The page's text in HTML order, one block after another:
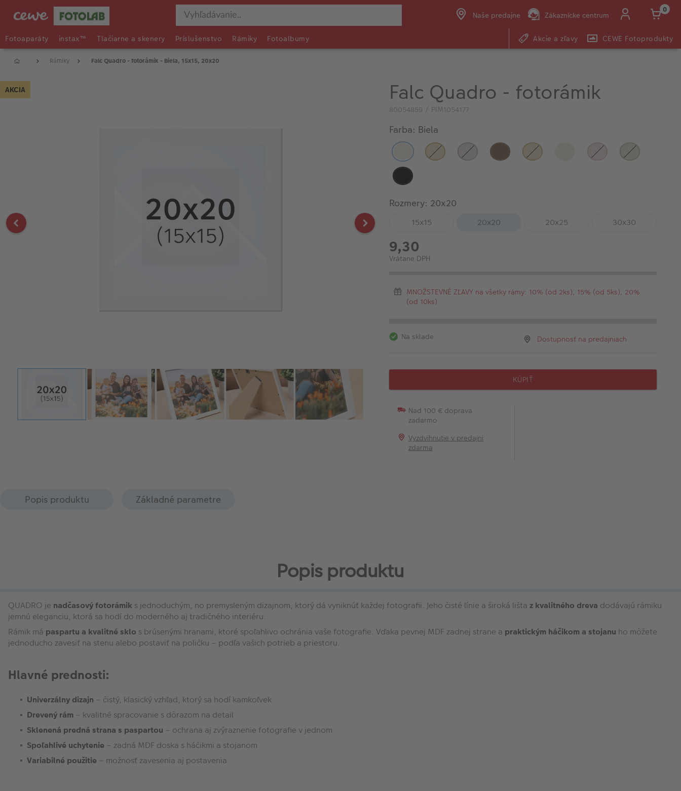
Naše predajne Zákaznícke centrum
0
Fotoaparáty instax™ Tlačiarne a skenery Príslušenstvo Rámiky Fotoalbumy Akcie a zľavy CEWE Fotoprodukty
Rámiky Falc Quadro - fotorámik - Biela, 15x15, 20x20
AKCIA Falc Quadro - fotorámik
80054859 / PIM1054177
Farba: Biela
Rozmery: 20x20
15x15 20x20 20x25 30x30
9,30
Vrátane DPH
MNOŽSTEVNÉ ZĽAVY na všetky rámy: 10% (od 2ks), 15% (od 5ks), 20%
(od 10ks)
Na sklade Dostupnosť na predajniach
KÚPIŤ
Nad 100 € doprava
zadarmo
Vyzdvihnutie v predajni
zdarma
Popis produktu Základné parametre
Popis produktu
QUADRO je nadčasový fotorámik s jednoduchým, no premysleným dizajnom, ktorý dá vyniknúť každej fotografii. Jeho čisté línie a široká lišta z kvalitného dreva dodávajú rámiku
jemnú eleganciu, ktorá sa hodí do moderného aj tradičného interiéru.
Rámik má paspartu a kvalitné sklo s brúsenými hranami, ktoré spoľahlivo ochránia vaše fotografie. Vďaka pevnej MDF zadnej strane a praktickým háčikom a stojanu ho môžete
jednoducho zavesiť na stenu alebo postaviť na poličku – podľa vašich potrieb a priestoru.
Hlavné prednosti:
Univerzálny dizajn – čistý, klasický vzhľad, ktorý sa hodí kamkoľvek
Drevený rám – kvalitné spracovanie s dôrazom na detail
Sklenená predná strana s paspartou – ochrana aj zvýraznenie fotografie v jednom
Spoľahlivé uchytenie – zadná MDF doska s háčikmi a stojanom
Variabilné použitie – možnosť zavesenia aj postavenia